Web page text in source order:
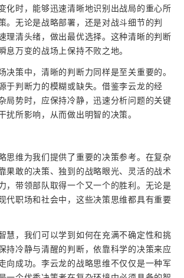
化时，能够迅速清晰地识别出战局的重心所
。无论是战略部署，还是对战斗细节的判
理清头绪，做出最优选择。这种清晰的判断
息万变的战场上保持不败之地。
决策中，清晰的判断力同样是至关重要的。
于判断力的模糊或缺失。借鉴李云龙的经
局势时，应保持冷静，迅速分析问题的关键
扰所影响，从而做出明智的决策。
思维为我们提供了重要的决策参考。在复杂
果敢的决策、独到的战略眼光、灵活的战术
，带领部队取得一个又一个的胜利。无论是
代职场和社会中，这些决策思维都具有重要
慧，我们可以学到如何在充满不确定性和挑
持冷静与清醒的判断，依靠科学的决策来应
向成功。李云龙的战略思维不仅仅是一种军